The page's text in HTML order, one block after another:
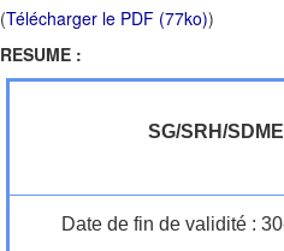
(Télécharger le PDF (77ko))
RESUME :
SG/SRH/
Date de fin de validité :